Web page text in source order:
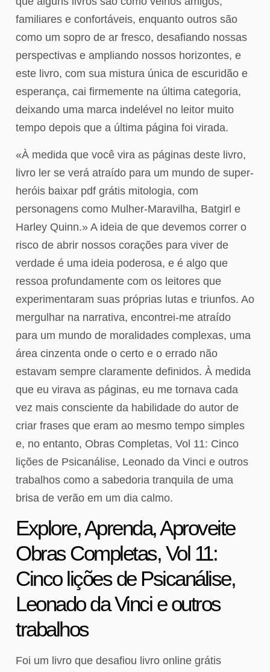
familiares e confortáveis, enquanto outros são
como um sopro de ar fresco, desafiando nossas
perspectivas e ampliando nossos horizontes, e
este livro, com sua mistura única de escuridão e
esperança, cai firmemente na última categoria,
deixando uma marca indelével no leitor muito
tempo depois que a última página foi virada.
«À medida que você vira as páginas deste livro,
livro ler se verá atraído para um mundo de super-
heróis baixar pdf grátis mitologia, com
personagens como Mulher-Maravilha, Batgirl e
Harley Quinn.» A ideia de que devemos correr o
risco de abrir nossos corações para viver de
verdade é uma ideia poderosa, e é algo que
ressoa profundamente com os leitores que
experimentaram suas próprias lutas e triunfos. Ao
mergulhar na narrativa, encontrei-me atraído
para um mundo de moralidades complexas, uma
área cinzenta onde o certo e o errado não
estavam sempre claramente definidos. À medida
que eu virava as páginas, eu me tornava cada
vez mais consciente da habilidade do autor de
criar frases que eram ao mesmo tempo simples
e, no entanto, Obras Completas, Vol 11: Cinco
lições de Psicanálise, Leonado da Vinci e outros
trabalhos como a sabedoria tranquila de uma
brisa de verão em um dia calmo.
Explore, Aprenda, Aproveite
Obras Completas, Vol 11:
Cinco lições de Psicanálise,
Leonado da Vinci e outros
trabalhos
Foi um livro que desafiou livro online grátis